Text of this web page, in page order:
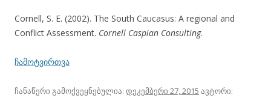
Cornell, S. E. (2002). The South Caucasus: A regional and
Conflict Assessment. Cornell Caspian Consulting.
ჩამოტვირთვა
ჩანაწერი გამოქვეყნებულია: დეკემბერი 27, 2015 ავტორი: